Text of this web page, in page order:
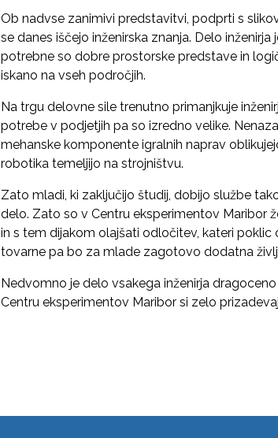
Ob nadvse zanimivi predstavitvi, podprti s
se danes iščejo inženirska znanja. Delo
potrebne so dobre prostorske predstave in
iskano na vseh področjih.
Na trgu delovne sile trenutno primanjkuje
potrebe v podjetjih pa so izredno velike.
mehanske komponente igralnih naprav
robotika temeljijo na strojništvu.
Zato mladi, ki zaključijo študij, dobijo službe
delo. Zato so v Centru eksperimentov Maribor
in s tem dijakom olajšati odločitev, kateri
tovarne pa bo za mlade zagotovo dodatna
Nedvomno je delo vsakega inženirja
Centru eksperimentov Maribor si zelo